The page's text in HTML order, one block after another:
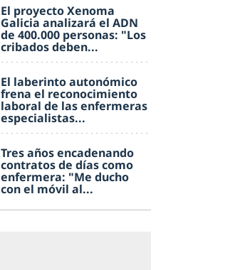
El proyecto Xenoma
Galicia analizará el ADN
de 400.000 personas: "Los
cribados deben...
El laberinto autonómico
frena el reconocimiento
laboral de las enfermeras
especialistas...
Tres años encadenando
contratos de días como
enfermera: "Me ducho
con el móvil al...